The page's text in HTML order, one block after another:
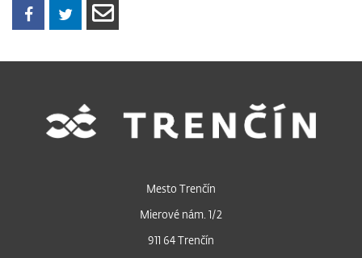
Mesto Trenčín
Mierové nám. 1/2
911 64 Trenčín